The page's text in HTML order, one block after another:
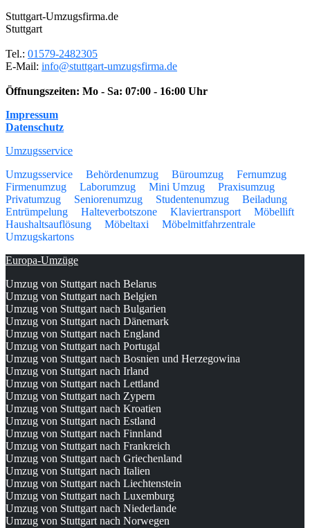
Stuttgart-Umzugsfirma.de
Stuttgart
Tel.: 01579-2482305
E-Mail: info@stuttgart-umzugsfirma.de
Öffnungszeiten: Mo - Sa: 07:00 - 16:00 Uhr
Impressum
Datenschutz
Umzugsservice
Umzugsservice
Behördenumzug Büroumzug
Fernumzug
Firmenumzug
Laborumzug Mini Umzug
Praxisumzug
Privatumzug
Seniorenumzug Studentenumzug
Beiladung
Entrümpelung
Halteverbotszone Klaviertransport
Möbellift
Haushaltsauflösung
Möbeltaxi
Möbelmitfahrzentrale
Umzugskartons
Europa-Umzüge
Umzug von Stuttgart nach Belarus
Umzug von Stuttgart nach Belgien
Umzug von Stuttgart nach Bulgarien
Umzug von Stuttgart nach Dänemark
Umzug von Stuttgart nach England
Umzug von Stuttgart nach Portugal
Umzug von Stuttgart nach Bosnien und Herzegowina
Umzug von Stuttgart nach Irland
Umzug von Stuttgart nach Lettland
Umzug von Stuttgart nach Zypern
Umzug von Stuttgart nach Kroatien
Umzug von Stuttgart nach Estland
Umzug von Stuttgart nach Finnland
Umzug von Stuttgart nach Frankreich
Umzug von Stuttgart nach Griechenland
Umzug von Stuttgart nach Italien
Umzug von Stuttgart nach Liechtenstein
Umzug von Stuttgart nach Luxemburg
Umzug von Stuttgart nach Niederlande
Umzug von Stuttgart nach Norwegen